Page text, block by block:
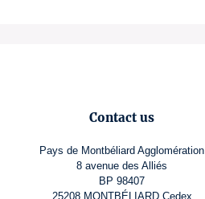
Contact us
Pays de Montbéliard Agglomération
8 avenue des Alliés
BP 98407
25208 MONTBÉLIARD Cedex